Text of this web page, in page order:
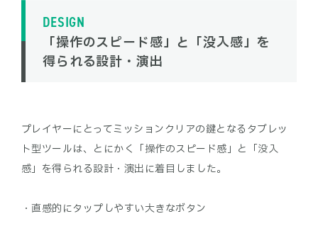
DESIGN
「操作のスピード感」と「没入感」を
得られる設計・演出
プレイヤーにとってミッションクリアの鍵となるタブレッ
ト型ツールは、とにかく「操作のスピード感」と「没入
感」を得られる設計・演出に着目しました。
・直感的にタップしやすい大きなボタン